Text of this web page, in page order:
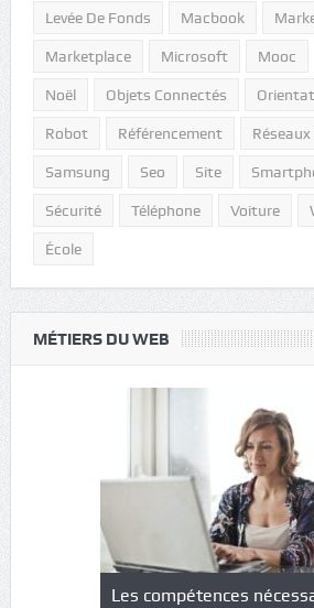
Levée De Fonds Macbook
Marketplace Microsoft Mooc
Noël Objets Connectés
Robot Référencement
Samsung Seo Site
Sécurité Téléphone Voiture
École
MÉTIERS DU WEB
Les compétences